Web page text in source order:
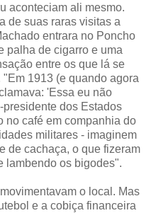
aconteciam ali mesmo.
de suas raras visitas a
entrara no Poncho
palha de cigarro e uma
entre os que lá se
1913 (e quando agora
'Essa eu não
dos Estados
no café em companhia do
militares - imaginem
de cachaça, o que fizeram
lambendo os bigodes".
o local. Mas
e a cobiça financeira